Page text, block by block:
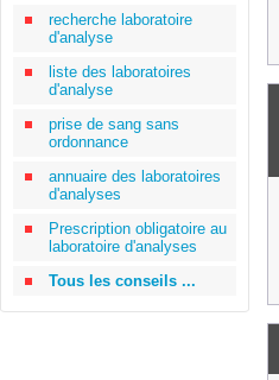
recherche laboratoire
d'analyse
liste des laboratoires
d'analyse
prise de sang sans
ordonnance
annuaire des laboratoires
d'analyses
Prescription obligatoire au
laboratoire d'analyses
Tous les conseils ...